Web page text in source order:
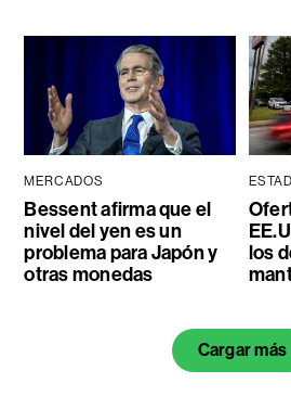
MERCADOS
Bessent afirma que el
nivel del yen es un
problema para Japón y
otras monedas
los
Cargar más